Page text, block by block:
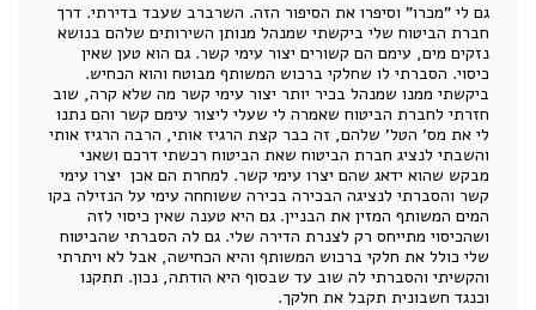
גם לי "מכרו" וסיפרו את הסיפור הזה. השרברב שעבד בדירתי. דרך
חברת הביטוח שלי ביקשתי שמנהל מנותן השירותים שלהם בנושא
נזקים מים, עימם הם קשורים יצור עימי קשר. גם הוא טען שאין
כיסוי. הסברתי לו שחלקי ברכוש המשותף מבוטח והוא הכחיש.
ביקשתי ממנו שמנהל בכיר יותר יצור עימי קשר מה שלא קרה, שוב
חזרתי לחברת הביטוח שאמרה לי שעלי ליצור עימם קשר והם נתנו
לי את מס' הטל' שלהם, זה כבר קצת הרגיז אותי, הרבה הרגיז אותי
והשבתי לנציג חברת הביטוח שאת הביטוח רכשתי דרכם ושאני
מבקש שהוא ידאג שהם יצרו עימי קשר. למחרת הם אכן יצרו עימי
קשר והסברתי לנציגה הבכירה בכירה ששוחחה עימי על הנזילה בקו
המים המשותף המזין את הבניין. גם היא טענה שאין כיסוי לזה
ושהכיסוי מתייחס רק לצנרת הדירה שלי. גם לה הסברתי שהביטוח
שלי כולל את חלקי ברכוש המשותף והיא הכחישה, אבל לא ויתרתי
והקשיתי והסברתי לה שוב עד שבסוף היא הודתה, נכון. תתקנו
וכנגד חשבונית תקבל את חלקך.